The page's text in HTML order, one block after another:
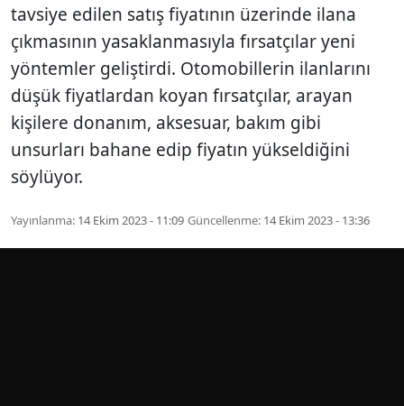
tavsiye edilen satış fiyatının üzerinde ilana
çıkmasının yasaklanmasıyla fırsatçılar yeni
yöntemler geliştirdi. Otomobillerin ilanlarını
düşük fiyatlardan koyan fırsatçılar, arayan
kişilere donanım, aksesuar, bakım gibi
unsurları bahane edip fiyatın yükseldiğini
söylüyor.
Yayınlanma: 14 Ekim 2023 - 11:09 Güncellenme: 14 Ekim 2023 - 13:36